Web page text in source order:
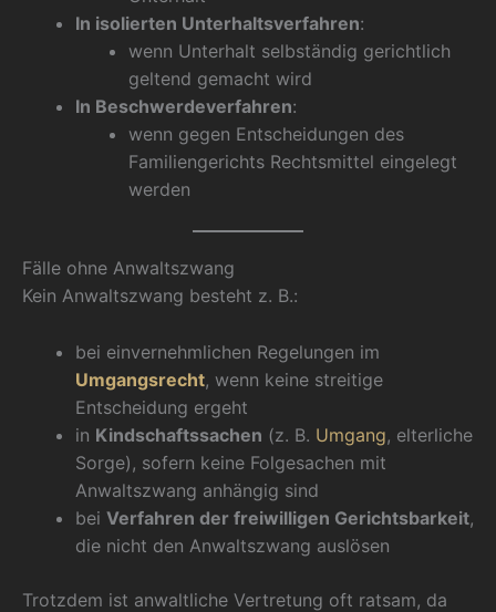
In isolierten Unterhaltsverfahren:
wenn Unterhalt selbständig gerichtlich
geltend gemacht wird
In Beschwerdeverfahren:
wenn gegen Entscheidungen des
Familiengerichts Rechtsmittel eingelegt
werden
Fälle ohne Anwaltszwang
Kein Anwaltszwang besteht z. B.:
bei einvernehmlichen Regelungen im
Umgangsrecht, wenn keine streitige
Entscheidung ergeht
in Kindschaftssachen (z. B. Umgang, elterliche
Sorge), sofern keine Folgesachen mit
Anwaltszwang anhängig sind
bei Verfahren der freiwilligen Gerichtsbarkeit,
die nicht den Anwaltszwang auslösen
Trotzdem ist anwaltliche Vertretung oft ratsam, da